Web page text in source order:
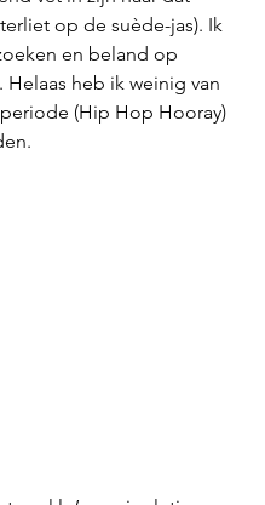
op de suède-jas). Ik
en beland op
Helaas heb ik weinig van
(Hip Hop Hooray)